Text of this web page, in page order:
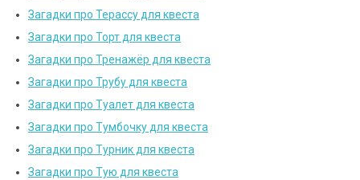
Загадки про Терассу для квеста
Загадки про Торт для квеста
Загадки про Тренажёр для квеста
Загадки про Трубу для квеста
Загадки про Туалет для квеста
Загадки про Тумбочку для квеста
Загадки про Турник для квеста
Загадки про Тую для квеста